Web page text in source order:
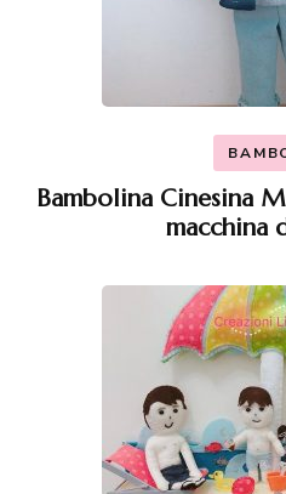
Bambolina Cinesina
macchina